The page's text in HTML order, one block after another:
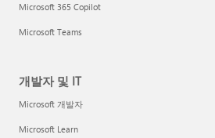
Microsoft 365 Copilot
Microsoft Teams
개발자 및 IT
Microsoft 개발자
Microsoft Learn